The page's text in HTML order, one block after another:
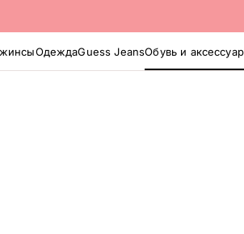
ОдеждаGuess JeansОбувь и